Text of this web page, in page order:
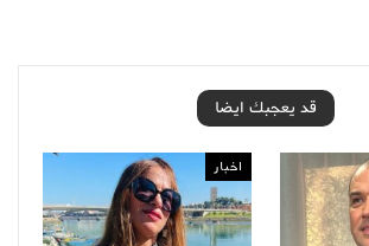
قد يعجبك ايضا
اخبار